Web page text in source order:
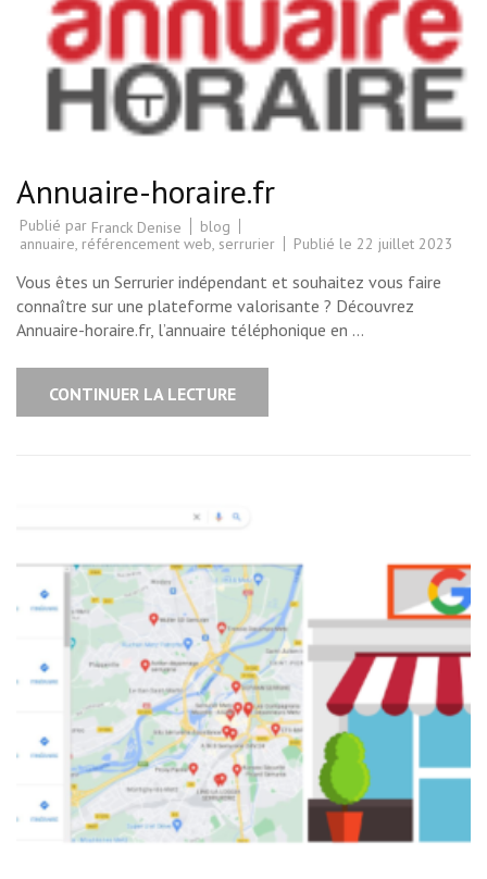
Annuaire-horaire.fr
Publié par Franck Denise
blog
annuaire, référencement web, serrurier Publié le 22 juillet 2023
Vous êtes un Serrurier indépendant et souhaitez vous faire
connaître sur une plateforme valorisante ? Découvrez
Annuaire-horaire.fr, l’annuaire téléphonique en …
CONTINUER LA LECTURE